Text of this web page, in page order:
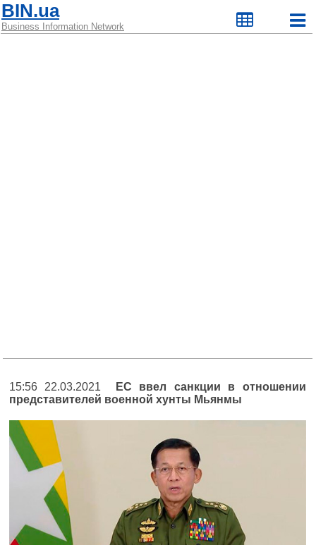
BIN.ua
Business Information Network
15:56 22.03.2021
ЕС ввел санкции в отношении
представителей военной хунты Мьянмы